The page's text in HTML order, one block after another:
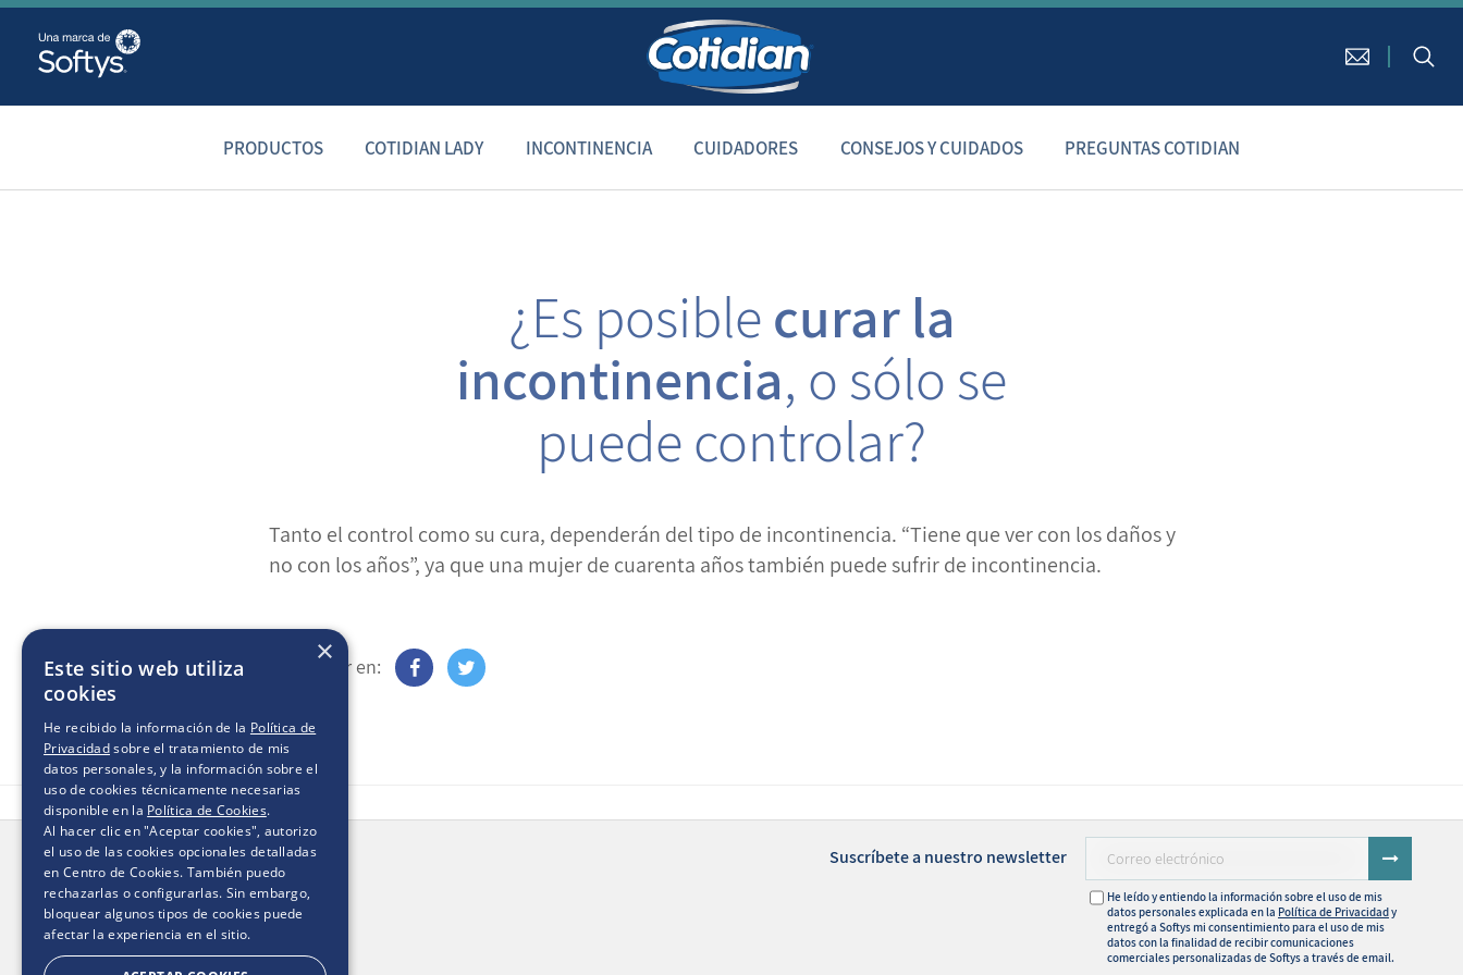
PRODUCTOS COTIDIAN LADY INCONTINENCIA CUIDADORES CONSEJOS Y CUIDADOS PREGUNTAS COTIDIAN
¿Es posiblecurar la
incontinencia, o sólo se
puede controlar?
Tanto el control como su cura, dependerán del tipo de incontinencia. “Tiene que ver con los daños y
no con los años”, ya que una mujer de cuarenta años también puede sufrir de incontinencia.
Compartir en:
Contacto: 0800 2018
Suscríbete a nuestro newsletter
He leído y entiendo la información sobre el uso de mis
datos personales explicada en la Política de Privacidady
entregó a Softys mi consentimiento para el uso de mis
datos con la finalidad de recibir comunicaciones
comerciales personalizadas de Softys a través de email.
×
Este sitio web utiliza
cookies
He recibido la información de la Política de
Privacidadsobre el tratamiento de mis
datos personales, y la información sobre el
uso de cookies técnicamente necesarias
disponible en la Política de Cookies.
Al hacer clic en "Aceptar cookies", autorizo
el uso de las cookies opcionales detalladas
en Centro de Cookies. También puedo
rechazarlas o configurarlas. Sin embargo,
bloquear algunos tipos de cookies puede
afectar la experiencia en el sitio.